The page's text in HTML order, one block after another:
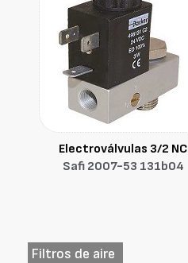
Electroválvulas 3/2 NC
Safi 2007-53 131b04
Filtros de aire